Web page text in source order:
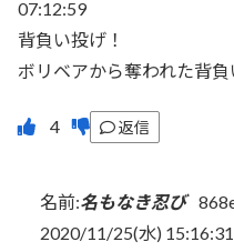
07:12:59
背負い投げ！
ボリベアから奪われた背負
返信
名前:名もなき忍び
2020/11/25(水) 15:16:31